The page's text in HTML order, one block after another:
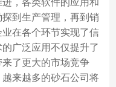
，各类软件的应用和
到生产管理，再到销
在各个环节实现了信
广泛应用不仅提升了
了更大的市场竞争
来越多的砂石公司将